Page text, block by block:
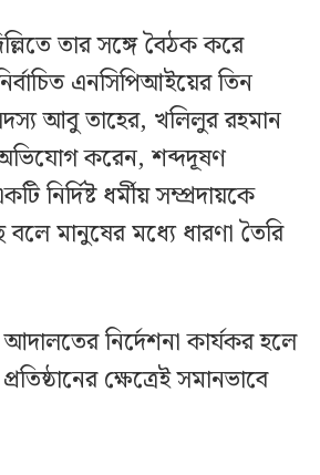
তার সঙ্গে বৈঠক করে
এনসিপিআইয়ের তিন
আবু তাহের, খলিলুর রহমান
করেন, শব্দদূষণ
নির্দিষ্ট ধর্মীয় সম্প্রদায়কে
বলে মানুষের মধ্যে ধারণা তৈরি
আদালতের নির্দেশনা কার্যকর হলে
ক্ষেত্রেই সমানভাবে